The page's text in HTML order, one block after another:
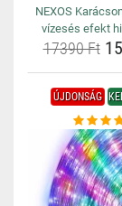
NEXOS
vízesés efekt
17390 Ft
ÚJDONSÁG